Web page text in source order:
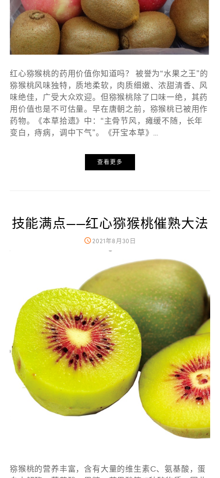
红心猕猴桃的药用价值你知道吗？ 被誉为“水果之王”的
猕猴桃风味独特，质地柔软，肉质细嫩、浓甜清香、风
味绝佳，广受大众欢迎。但猕猴桃除了口味一绝，其药
用价值也是不可估量。早在唐朝之前，猕猴桃已被用作
药物。《本草拾遗》中：“主骨节风，瘫缓不随，长年
变白，痔病，调中下气”。《开宝本草》…
查看更多
技能满点——红心猕猴桃催熟大法
2021年8月30日
猕猴桃的营养丰富，含有大量的维生素C、氨基酸，蛋